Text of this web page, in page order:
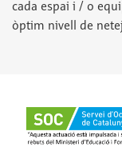
cada espai i / o
òptim nivell de